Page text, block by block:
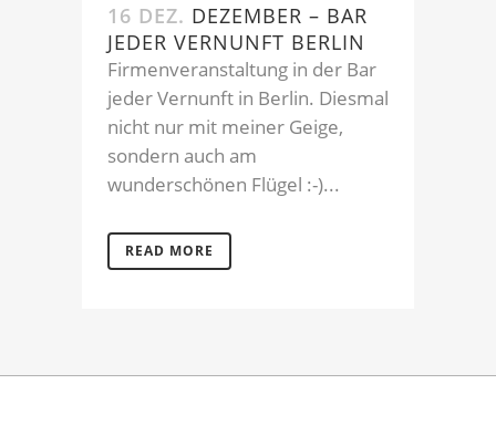
16 DEZ. DEZEMBER – BAR
JEDER VERNUNFT BERLIN
Firmenveranstaltung in der Bar
jeder Vernunft in Berlin. Diesmal
nicht nur mit meiner Geige,
sondern auch am
wunderschönen Flügel :-)...
READ MORE